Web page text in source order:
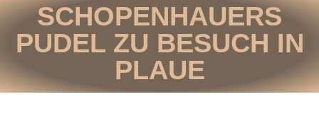
SCHOPENHAUERS
PUDEL ZU BESUCH IN
PLAUE